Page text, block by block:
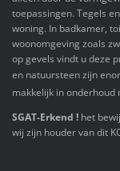
toepassingen. Tegels
woning. In badkamer,
woonomgeving zoals
op gevels vindt u deze
en natuursteen zijn
makkelijk in onderhoud
SGAT-Erkend !het
wij zijn houder van dit